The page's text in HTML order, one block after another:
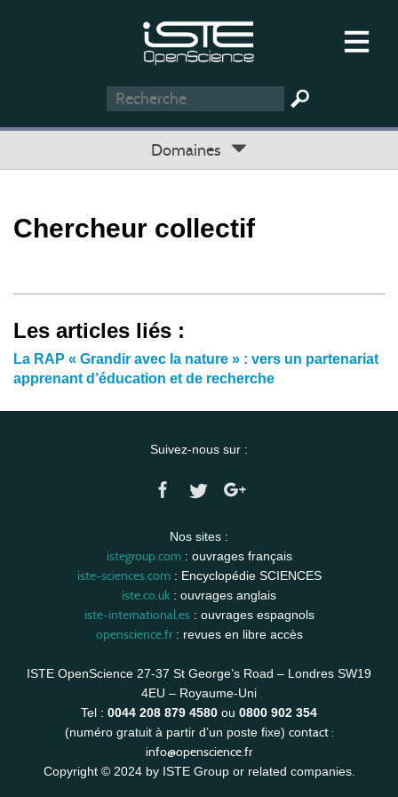
Domaines
Chercheur collectif
Les articles liés :
La RAP « Grandir avec la nature » : vers un partenariat
apprenant d’éducation et de recherche
Suivez-nous sur :
Nos sites :
istegroup.com: ouvrages français
iste-sciences.com: Encyclopédie SCIENCES
iste.co.uk : ouvrages anglais
iste-international.es: ouvrages espagnols
openscience.fr: revues en libre accès
ISTE OpenScience 27-37 St George’s Road – Londres SW19
4EU – Royaume-Uni
Tel : 0044 208 879 4580 ou 0800 902 354
(numéro gratuit à partir d’un poste fixe) contact :
info@openscience.fr
Copyright © 2024 by ISTE Group or related companies.